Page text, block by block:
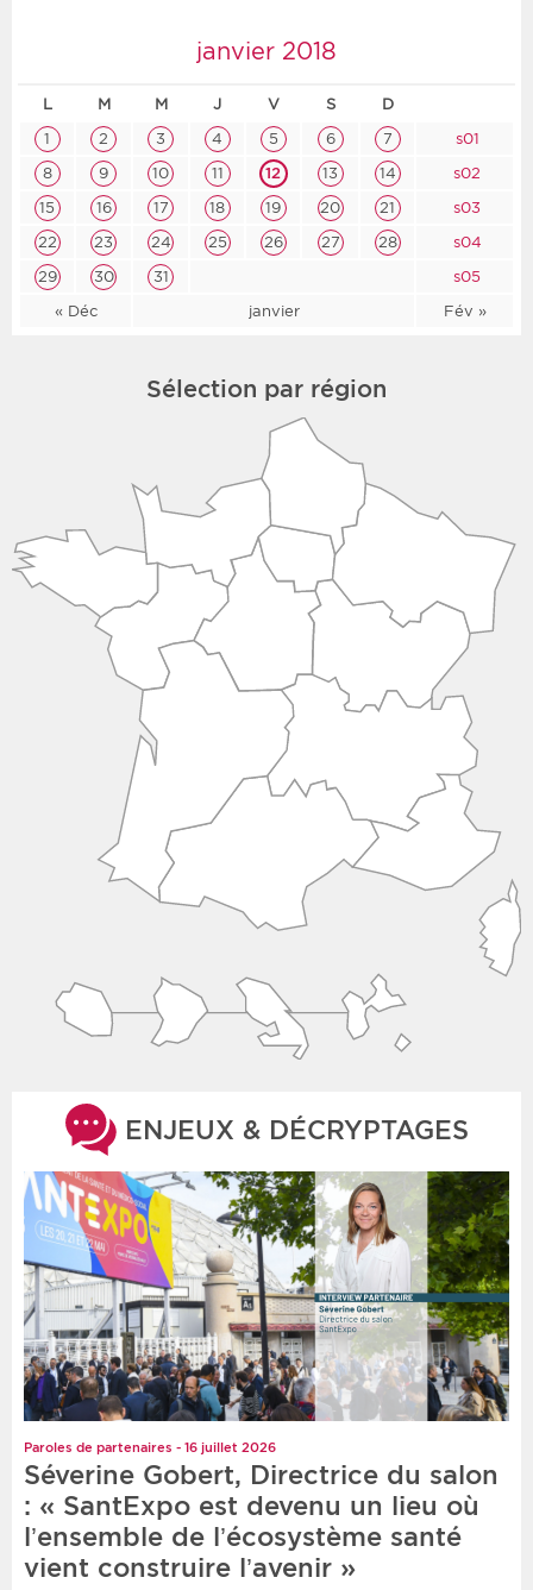
janvier 2018
L M M J V S D
« Déc janvier Fév »
1 2 3 4 5 6 7
s01
8
9 10 11 12 13 14
s02
15
16 17 18 19 20 21
s03
22
23 24 25 26 27 28
s04
29
30 31 s05
Sélection par région
ENJEUX & DÉCRYPTAGES
Paroles de partenaires - 16 juillet 2026
Séverine Gobert, Directrice du salon
: « SantExpo est devenu un lieu où
l’ensemble de l’écosystème santé
vient construire l’avenir »